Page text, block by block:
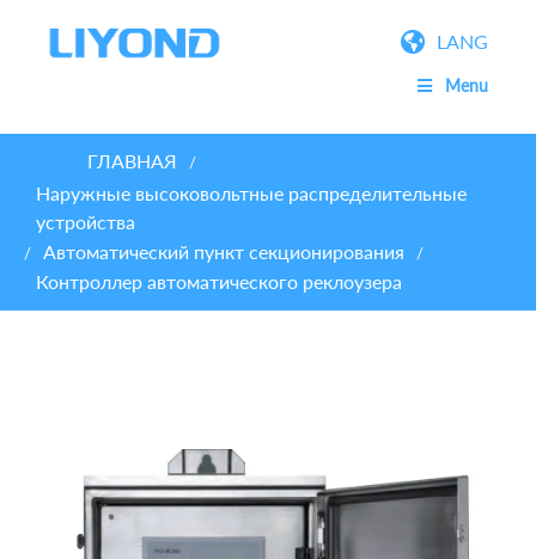
LANG
Menu
ГЛАВНАЯ /
Наружные высоковольтные распределительные
устройства
/ Автоматический пункт секционирования /
Контроллер автоматического реклоузера